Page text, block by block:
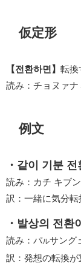
仮定形
【전환하면】 転換
読み：チョヌァナ
例文
・같이 기분
読み：カチ キブ
訳：一緒に気分転
・발상의 전환
読み：パルサング
訳：発想の転換が